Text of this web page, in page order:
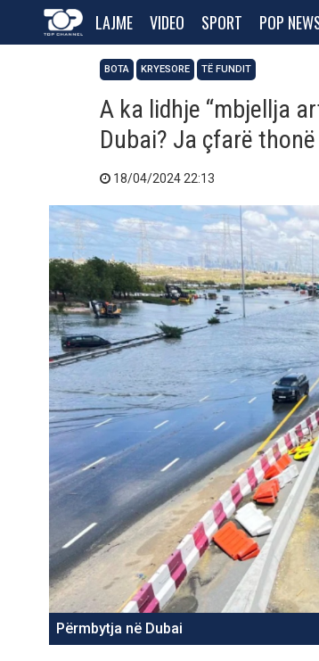
LAJME VIDEO SPORT POP
BOTA KRYESORE TË FUNDIT
A ka lidhje “mbjellja
Dubai? Ja çfarë
18/04/2024 22:13
Përmbytja në Dubai